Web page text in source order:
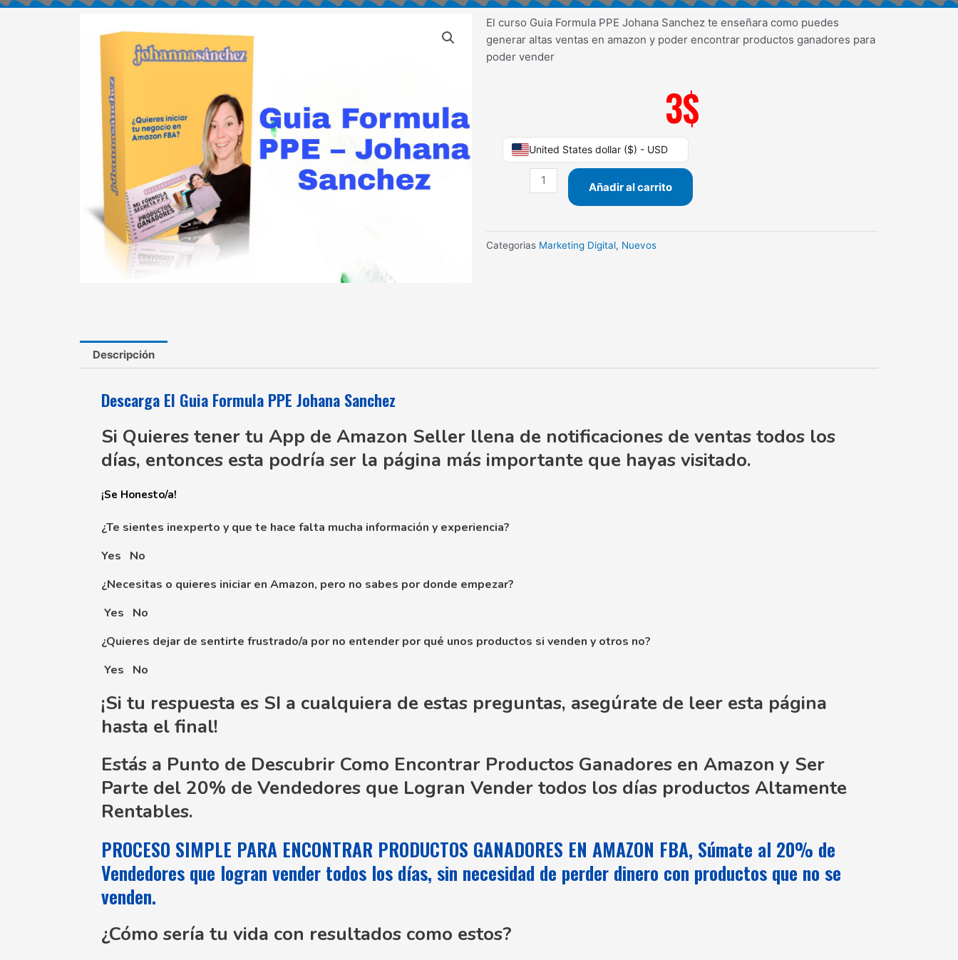
El curso Guia Formula PPE Johana Sanchez te enseñara como puedes
generar altas ventas en amazon y poder encontrar productos ganadores para
poder vender
3$
United States dollar ($) - USD
Guia
Formula
Johana
cantidad
Añadir al carrito
Categorias Marketing Digital, Nuevos
Descripción
Descarga El Guia Formula PPE Johana Sanchez
Si Quieres tener tu App de Amazon Seller llena de notificaciones de ventas todos los
días, entonces esta podría ser la página más importante que hayas visitado.
¡Se Honesto/a!
¿Te sientes inexperto y que te hace falta mucha información y experiencia?
Yes
No
¿Necesitas o quieres iniciar en Amazon, pero no sabes por donde empezar?
Yes
No
¿Quieres dejar de sentirte frustrado/a por no entender por qué unos productos si venden y otros no?
Yes
No
¡Si tu respuesta es SI a cualquiera de estas preguntas, asegúrate de leer esta página
hasta el final!
Estás a Punto de Descubrir Como Encontrar Productos Ganadores en Amazon y Ser
Parte del 20% de Vendedores que Logran Vender todos los días productos Altamente
Rentables.
PROCESO SIMPLE PARA ENCONTRAR PRODUCTOS GANADORES EN AMAZON FBA, Súmate al 20% de
Vendedores que logran vender todos los días, sin necesidad de perder dinero con productos que no se
venden.
¿Cómo sería tu vida con resultados como estos?